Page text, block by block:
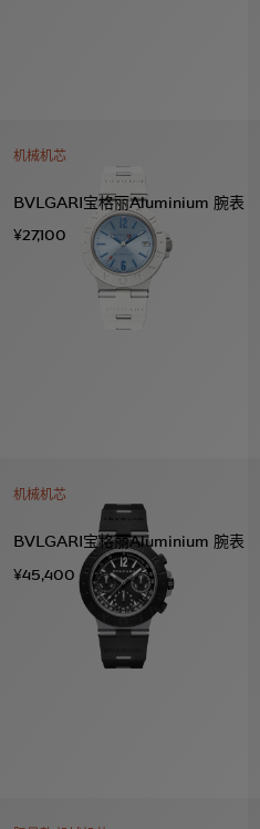
机械机芯
BVLGARI宝格丽Aluminium 腕表
¥27,100
机械机芯
BVLGARI宝格丽Aluminium 腕表
¥45,400